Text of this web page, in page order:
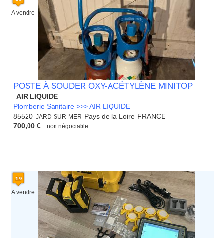
A vendre
POSTE À SOUDER OXY-ACÉTYLÈNE MINITOP
AIR LIQUIDE
Plomberie Sanitaire >>> AIR LIQUIDE
85520 JARD-SUR-MER Pays de la Loire FRANCE
700,00 €
non négociable
A vendre